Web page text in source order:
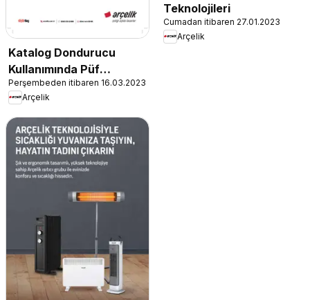
Katalog Dondurucu
Kullanımında Püf
Noktaları
Perşembeden itibaren 16.03.2023
Arçelik
Teknolojileri
Cumadan itibaren 27.01.2023
Arçelik